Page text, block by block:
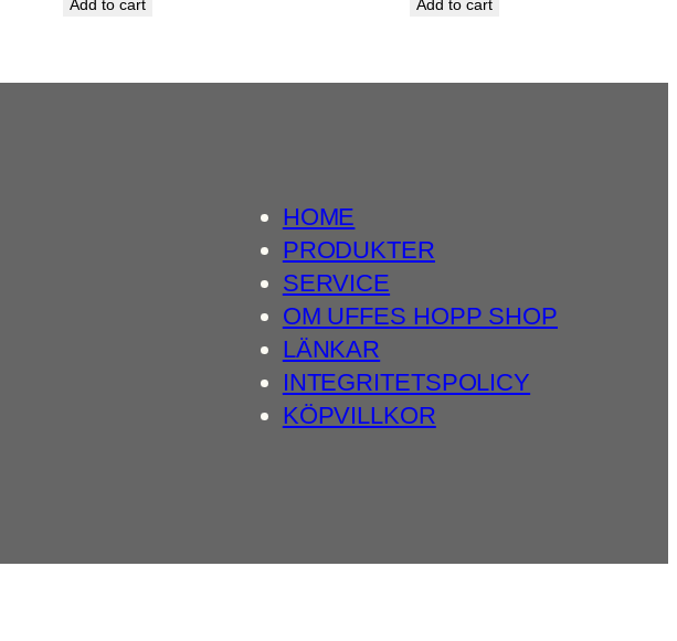
Add to cart Add to cart
HOME
PRODUKTER
SERVICE
OM UFFES HOPP SHOP
LÄNKAR
INTEGRITETSPOLICY
KÖPVILLKOR